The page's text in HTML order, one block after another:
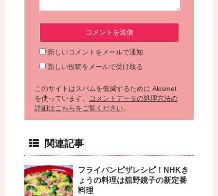
新しいコメントをメールで通知
新しい投稿をメールで受け取る
このサイトはスパムを低減するために Akismet
を使っています。
コメントデータの処理方法の
詳細はこちらをご覧ください。
関連記事
フライパンピザレシピ！NHKき
ょうの料理は舘野鏡子の新定番
料理